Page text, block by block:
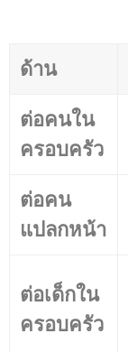
ด้าน
ต่อคนใน
ครอบครัว
ต่อคน
แปลกหน้า
ต่อเด็กใน
ครอบครัว